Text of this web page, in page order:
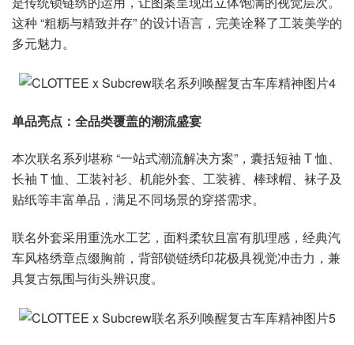
这种 “粗粝与精致并存” 的设计语言，完美诠释了工装美学的
多元魅力。
单品亮点：全品类覆盖的潮流盛宴
本次联名系列堪称 “一站式潮流解决方案”，囊括短袖 T 恤、
长袖 T 恤、工装衬衫、机能外套、工装裤、棒球帽、袜子及
贴纸等丰富单品，满足不同场景的穿搭需求。
联名外套采用重洗水工艺，面料柔软且富有肌理感，经典汽
车风格绣章点缀胸前，背部锁链绣印花极具视觉冲击力，兼
具复古氛围与街头辨识度。